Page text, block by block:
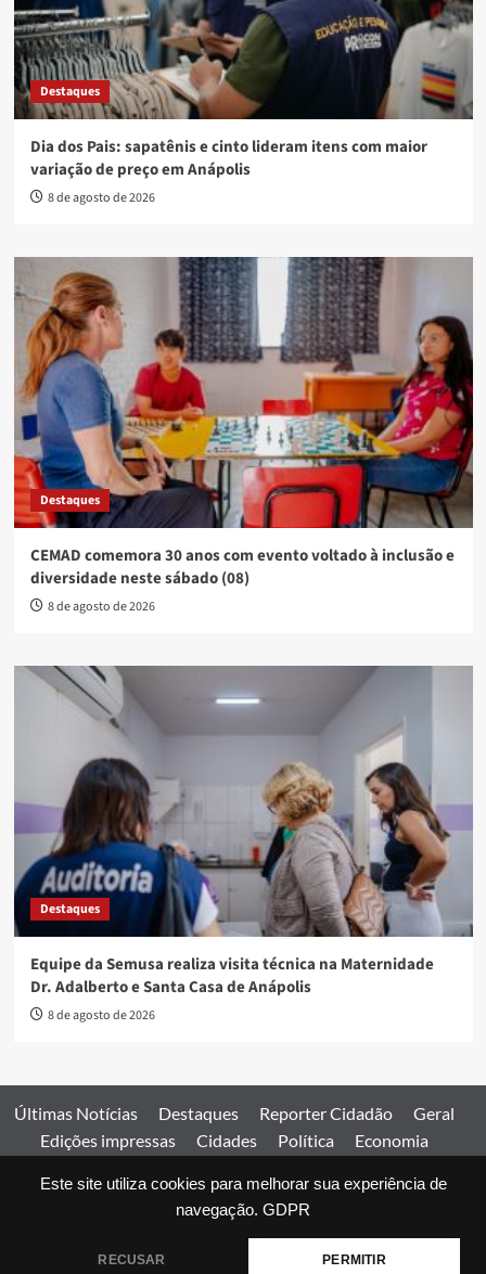
Este site utiliza cookies para melhorar sua experiência de
navegação. GDPR
RECUSAR PERMITIR
Destaques
Dia dos Pais: sapatênis e cinto lideram itens com maior
variação de preço em Anápolis
8 de agosto de 2026
Destaques
CEMAD comemora 30 anos com evento voltado à inclusão e
diversidade neste sábado (08)
8 de agosto de 2026
Destaques
Equipe da Semusa realiza visita técnica na Maternidade
Dr. Adalberto e Santa Casa de Anápolis
8 de agosto de 2026
Últimas Notícias Destaques Reporter Cidadão
Geral
Edições impressas
Cidades Política
Economia
Comercial
Edições impressas Expediente Home
© 2026 Jornal Estado de Goiás. Todos os direitos reservados.